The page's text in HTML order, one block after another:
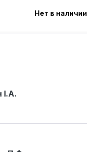
Нет в наличии
І.А.